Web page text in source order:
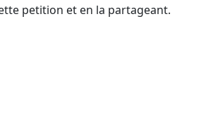
petition et en la partageant.